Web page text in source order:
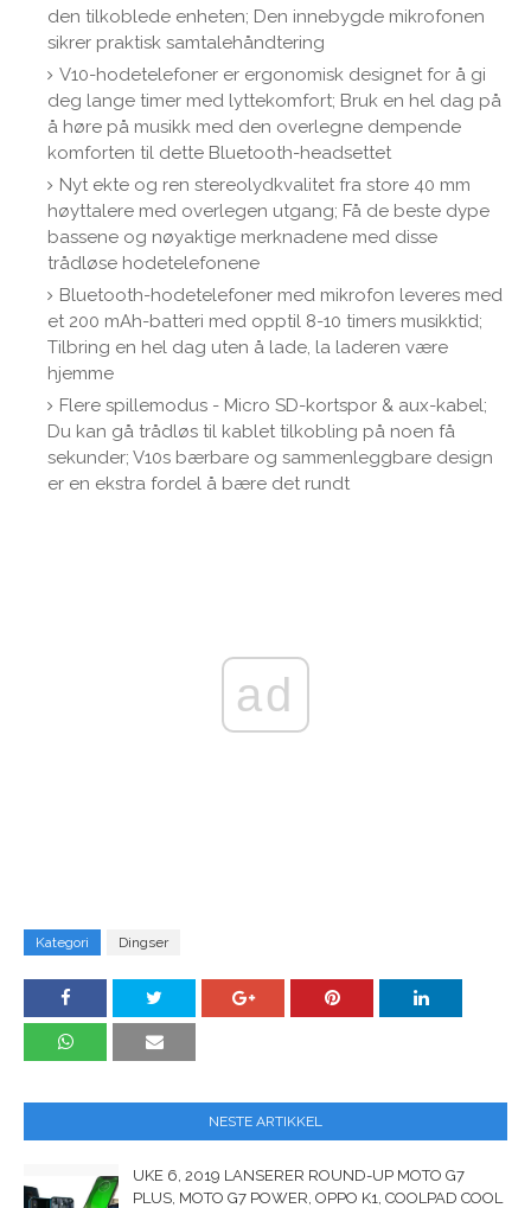
den tilkoblede enheten; Den innebygde mikrofonen
sikrer praktisk samtalehåndtering
V10-hodetelefoner er ergonomisk designet for å gi
deg lange timer med lyttekomfort; Bruk en hel dag på
å høre på musikk med den overlegne dempende
komforten til dette Bluetooth-headsettet
Nyt ekte og ren stereolydkvalitet fra store 40 mm
høyttalere med overlegen utgang; Få de beste dype
bassene og nøyaktige merknadene med disse
trådløse hodetelefonene
Bluetooth-hodetelefoner med mikrofon leveres med
et 200 mAh-batteri med opptil 8-10 timers musikktid;
Tilbring en hel dag uten å lade, la laderen være
hjemme
Flere spillemodus - Micro SD-kortspor & aux-kabel;
Du kan gå trådløs til kablet tilkobling på noen få
sekunder; V10s bærbare og sammenleggbare design
er en ekstra fordel å bære det rundt
ad
Kategori Dingser
NESTE ARTIKKEL
UKE 6, 2019 LANSERER ROUND-UP MOTO G7
PLUS, MOTO G7 POWER, OPPO K1, COOLPAD COOL